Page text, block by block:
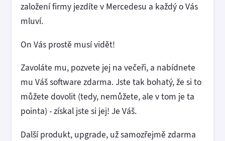
založení firmy jezdíte v Mercedesu a každý o Vás
mluví.
On Vás prostě musí vidět!
Zavoláte mu, pozvete jej na večeři, a nabídnete
mu Váš software zdarma. Jste tak bohatý, že si to
můžete dovolit (tedy, nemůžete, ale v tom je ta
pointa) - získal jste si jej! Je Váš.
Další produkt, upgrade, už samozřejmě zdarma